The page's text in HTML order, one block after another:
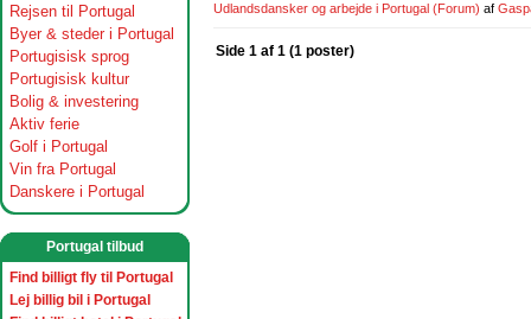
Rejsen til Portugal
Byer & steder i Portugal
Portugisisk sprog
Portugisisk kultur
Bolig & investering
Aktiv ferie
Golf i Portugal
Vin fra Portugal
Danskere i Portugal
Portugal tilbud
Find billigt fly til Portugal
Lej billig bil i Portugal
Udlandsdansker og arbejde i Portugal (Forum) af
Side 1 af 1 (1 poster)